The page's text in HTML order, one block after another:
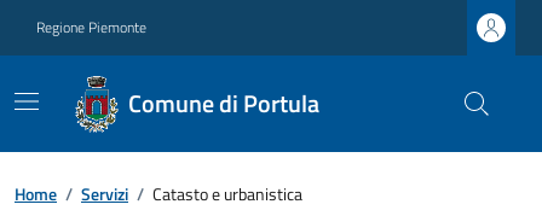
Regione Piemonte
Comune di Portula
Home / Servizi / Catasto e urbanistica